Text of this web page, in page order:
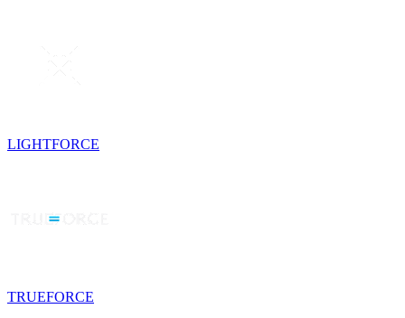
LIGHTFORCE
TRUEFORCE